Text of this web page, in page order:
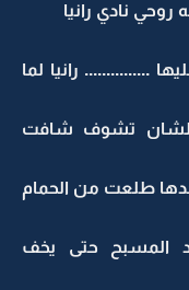
نادي رانيا
............... رانيا لما
)علشان تشوف شافت
طلعت من الحمام
المسبح حتى يخف